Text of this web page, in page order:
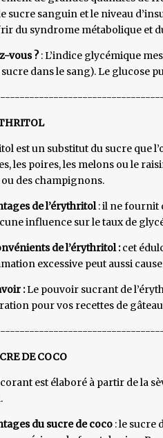
sucre sanguin et le niveau
du syndrome métabolique et
vous ?: L’indice glycémique
sucre dans le sang). Le glucose
est un substitut du sucre que
les poires, les melons ou le
des champignons.
de l’érythritol: il ne fournit
influence sur le taux de
de l’érythritol :cet
excessive peut aussi
:Le pouvoir sucrant de
pour vos recettes de
DE COCO
est élaboré à partir de la
du sucre de coco : le sucre